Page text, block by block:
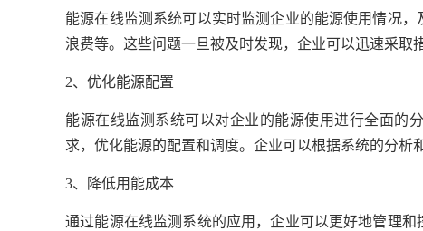
能源在线监测系统可以实时监测企业的能源使用情况
浪费等。这些问题一旦被及时发现，企业可以迅速采取
2、优化能源配置
能源在线监测系统可以对企业的能源使用进行全面的
求，优化能源的配置和调度。企业可以根据系统的分析
3、降低用能成本
通过能源在线监测系统的应用，企业可以更好地管理